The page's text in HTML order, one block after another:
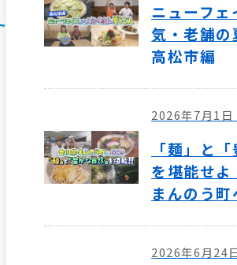
ニューフェ
気・老舗の
高松市編
2026年7月1日
「麺」と
を堪能せ
まんのう町
2026年6月24